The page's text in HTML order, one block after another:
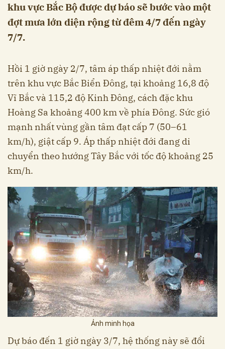
khu vực Bắc Bộ được dự báo sẽ bước vào một
đợt mưa lớn diện rộng từ đêm 4/7 đến ngày
7/7.
Hồi 1 giờ ngày 2/7, tâm áp thấp nhiệt đới nằm
trên khu vực Bắc Biển Đông, tại khoảng 16,8 độ
Vĩ Bắc và 115,2 độ Kinh Đông, cách đặc khu
Hoàng Sa khoảng 400 km về phía Đông. Sức gió
mạnh nhất vùng gần tâm đạt cấp 7 (50–61
km/h), giật cấp 9. Áp thấp nhiệt đới đang di
chuyển theo hướng Tây Bắc với tốc độ khoảng 25
km/h.
Ảnh minh họa
Dự báo đến 1 giờ ngày 3/7, hệ thống này sẽ đổi